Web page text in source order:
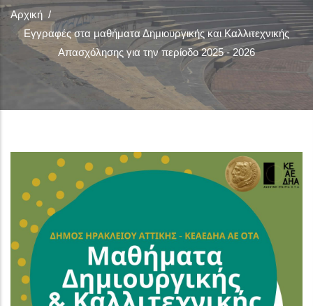
Αρχική /
Εγγραφές στα μαθήματα Δημιουργικής και Καλλιτεχνικής
Απασχόλησης για την περίοδο 2025 - 2026